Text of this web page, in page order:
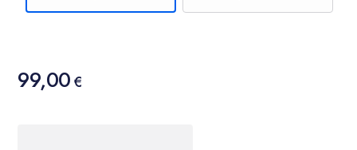
Hinta
99,00 €
99,00€